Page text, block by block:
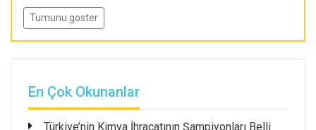
Tumunu goster
En Çok Okunanlar
Türkiye’nin Kimya İhracatının Şampiyonları Belli